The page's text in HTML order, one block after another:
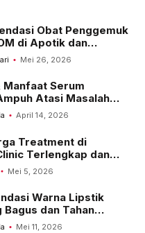
Obat Penggemuk
di Apotik dan
Mei 26, 2026
Manfaat Serum
Atasi Masalah
April 14, 2026
Treatment di
Terlengkap dan
Mei 5, 2026
Warna Lipstik
Bagus dan Tahan
Mei 11, 2026